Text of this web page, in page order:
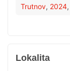
Trutnov, 2024,
Lokalita